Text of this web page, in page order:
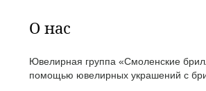
О нас
Ювелирная группа «Смоленские
помощью ювелирных украшений с